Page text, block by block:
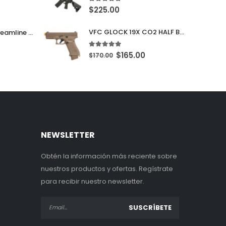
Lancer Tactical Streamline BBs 0.25g 5050 Rounds Blancas
5.00out of 5
$225.00
VFC GLOCK 19X CO2 HALF BLOWBACK
5.00out of 5
$170.00 $165.00
NEWSLETTER
Obtén la información más reciente sobre
nuestros productos y ofertas. Regístrate
para recibir nuestro newsletter.